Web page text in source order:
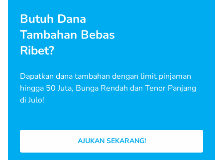
Butuh Dana
Tambahan Bebas
Ribet?
Dapatkan dana tambahan dengan limit pinjaman
hingga 50 Juta, Bunga Rendah dan Tenor Panjang
di Julo!
AJUKAN SEKARANG!